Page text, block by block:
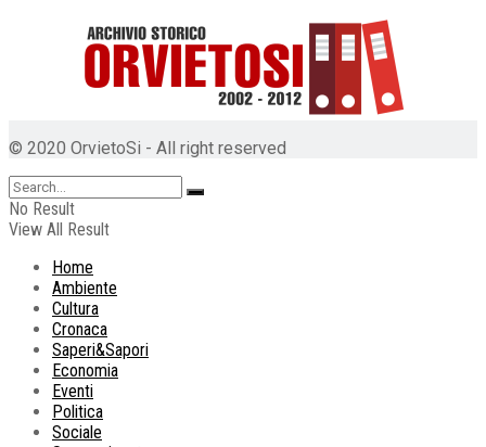
© 2020 OrvietoSi - All right reserved
No Result
View All Result
Home
Ambiente
Cultura
Cronaca
Saperi&Sapori
Economia
Eventi
Politica
Sociale